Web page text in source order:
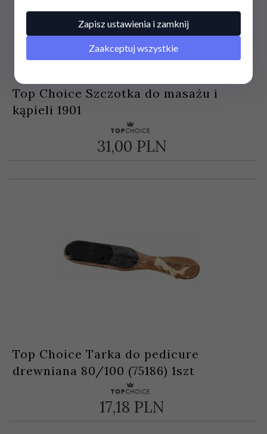
Top Choice Szczotka do masażu i
kąpieli 1901
31,00 PLN
Top Choice Tarka do pedicure
drewniana 80/100 (75186) 1szt
17,18 PLN
Zapisz ustawienia i zamknij
Zaakceptuj wszystkie